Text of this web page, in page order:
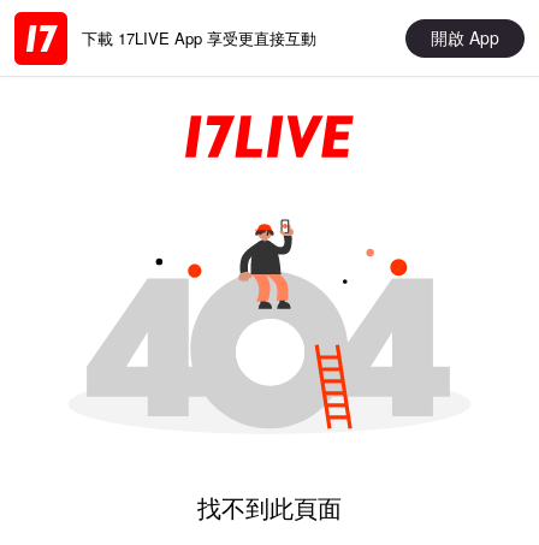
下載 17LIVE App 享受更直接互動 開啟 App
找不到此頁面